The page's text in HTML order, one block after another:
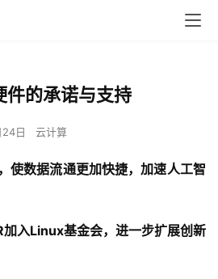
件的承诺与支持
日 云计算
使数据流通更加快捷，加速人工智
Linux基金会，进一步扩展创新